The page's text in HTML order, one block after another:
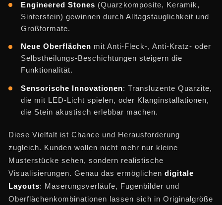
Engineered Stones (Quarzkomposite, Keramik,
Sinterstein) gewinnen durch Alltagstauglichkeit und
Großformate.
Neue Oberflächen mit Anti-Fleck-, Anti-Kratz- oder
Selbstheilungs-Beschichtungen steigern die
Funktionalität.
Sensorische Innovationen: Transluzente Quarzite,
die mit LED-Licht spielen, oder Klanginstallationen,
die Stein akustisch erlebbar machen.
Diese Vielfalt ist Chance und Herausforderung
zugleich. Kunden wollen nicht mehr nur kleine
Musterstücke sehen, sondern realistische
Visualisierungen. Genau das ermöglichendigitale
Layouts: Maserungsverläufe, Fugenbilder und
Oberflächenkombinationen lassen sich in Originalgröße